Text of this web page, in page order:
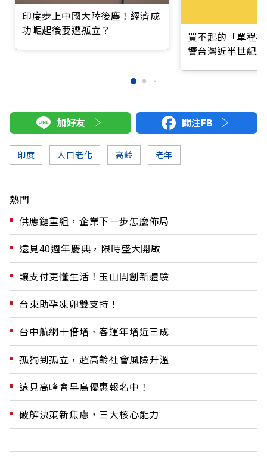
印度步上中國大陸後塵！經濟成
功崛起後要遭孤立？
買不起的「單程
響台灣近半世紀
加好友 關注FB
印度 人口老化 高齡 老年
熱門
供應鏈重組，企業下一步怎麼佈局
遠見40週年慶典，限時盛大開啟
讓支付更懂生活！玉山開創新體驗
台東助孕凍卵雙支持！
台中航網十倍增、客運年增近三成
孤獨到孤立，超高齡社會風險升溫
遠見高峰會早鳥優惠報名中！
破解決策新焦慮，三大核心能力